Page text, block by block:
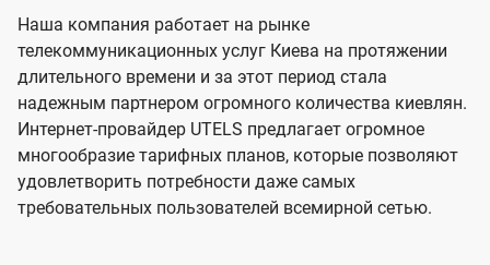
Наша компания работает на рынке
телекоммуникационных услуг Киева на протяжении
длительного времени и за этот период стала
надежным партнером огромного количества киевлян.
Интернет-провайдер UTELS предлагает огромное
многообразие тарифных планов, которые позволяют
удовлетворить потребности даже самых
требовательных пользователей всемирной сетью.